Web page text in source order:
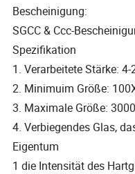
Bescheinigung:
SGCC & Ccc-
Spezifikation
1. Verarbeitete Stärke:
2. Minimuim Größe:
3. Maximale Größe:
4. Verbiegendes Glas,
Eigentum
1 die Intensität des